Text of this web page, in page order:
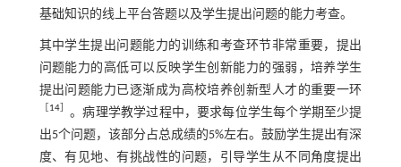
基础知识的线上平台答题以及学生提出问题的能力考查。
其中学生提出问题能力的训练和考查环节非常重要，提出
问题能力的高低可以反映学生创新能力的强弱，培养学生
提出问题能力已逐渐成为高校培养创新型人才的重要一环
［14］ 。病理学教学过程中，要求每位学生每个学期至少提
出5个问题，该部分占总成绩的5%左右。鼓励学生提出有深
度、有见地、有挑战性的问题，引导学生从不同角度提出